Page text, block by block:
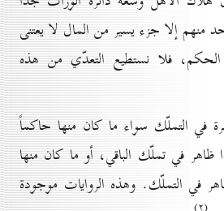
إلا جزء يسير من المال لا يعتنى
فلا نستطيع التعدّي من هذه
في التملّك سواء ما كان منها حاكماً
في تملّك الباقي، أو ما كان منها
في التملّك. وهذه الروايات موجودة
(۲)